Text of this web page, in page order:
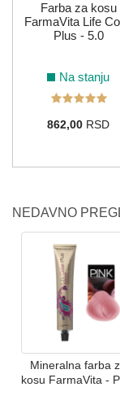
Farba za kosu
FarmaVita Life
Plus - 5.0
Na stanju
862,00RSD
NEDAVNO
Mineralna farba
kosu FarmaVita -